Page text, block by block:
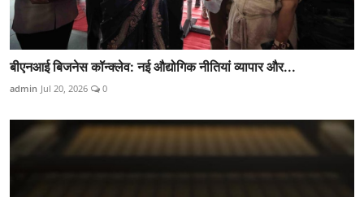
बीएनआई बिजनेस कॉन्क्लेव: नई औद्योगिक नीतियां व्यापार और...
admin Jul 20, 2026 0